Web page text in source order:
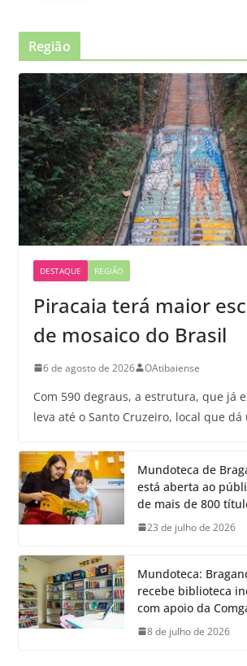
Região
DESTAQUE REGIÃO
Piracaia terá maior
de mosaico do Brasil
6 de agosto de 2026 OAtibaiense
Com 590 degraus, a estrutura, que já
leva até o Santo Cruzeiro, local que dá
Mundoteca de
está aberta ao
de mais de 800
23 de julho de 2026
Mundoteca:
recebe biblioteca
com apoio da
8 de julho de 2026